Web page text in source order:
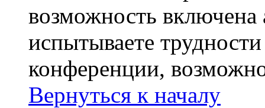
возможность
испытываете
конференции,
Вернуться к началу